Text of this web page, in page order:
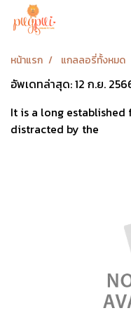
หน้าแรก แกลลอรี่ทั้งหมด
อัพเดทล่าสุด: 12 ก.ย.
It is a long
distracted by the